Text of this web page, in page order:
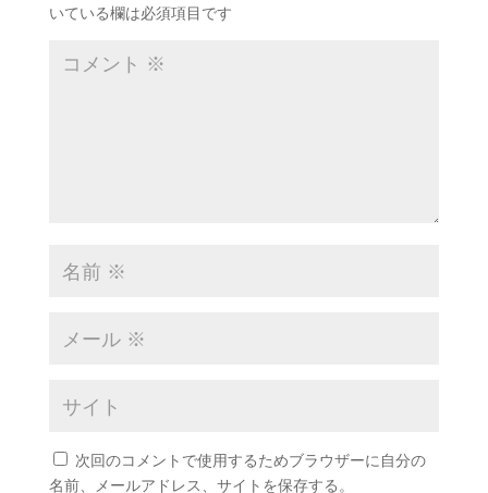
いている欄は必須項目です
次回のコメントで使用するためブラウザーに自分の
名前、メールアドレス、サイトを保存する。